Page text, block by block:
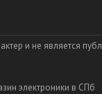
и не является
электроники в СПб